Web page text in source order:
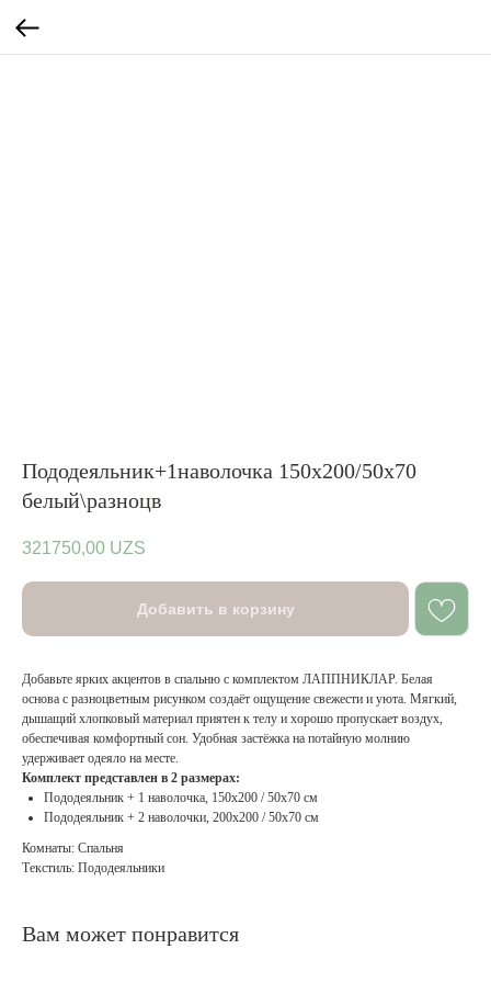
Пододеяльник+1наволочка 150x200/50x70
белый\разноцв
321750,00 UZS
Добавить в корзину
Добавьте ярких акцентов в спальню с комплектом ЛАППНИКЛАР. Белая
основа с разноцветным рисунком создаёт ощущение свежести и уюта. Мягкий,
дышащий хлопковый материал приятен к телу и хорошо пропускает воздух,
обеспечивая комфортный сон. Удобная застёжка на потайную молнию
удерживает одеяло на месте.
Комплект представлен в 2 размерах:
Пододеяльник + 1 наволочка, 150x200 / 50x70 см
Пододеяльник + 2 наволочки, 200x200 / 50x70 см
Комнаты: Спальня
Текстиль: Пододеяльники
Вам может понравится